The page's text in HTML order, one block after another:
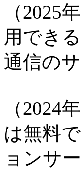
（2025
用でき
通信の
（2024
は無料
ョンサ